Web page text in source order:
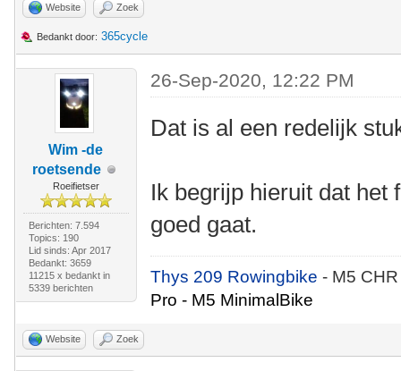
Website Zoek
Bedankt door: 365cycle
Wim -de
roetsende
Roeifietser
Berichten: 7.594
Topics: 190
Lid sinds: Apr 2017
Bedankt: 3659
11215 x bedankt in
5339 berichten
26-Sep-2020, 12:22 PM
Dat is al een redelijk
Ik begrijp hieruit dat het
goed gaat.
Thys 209 Rowingbike- M5
Pro - M5 MinimalBike
Website Zoek